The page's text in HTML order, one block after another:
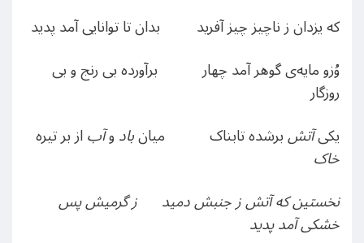
که یزدان ز ناچیز چیز آفرید بدان تا توانایی آمد پدید
وُزو مایه‌ی گوهر آمد چهار برآورده بی‌ رنج و بی
روزگار
یکیآتشبرشده تابناک میانبادوآباز بر تیره
خاک
نخستین که آتش ز جنبش دمید ز گرمیش پس
خشکی آمد پدید